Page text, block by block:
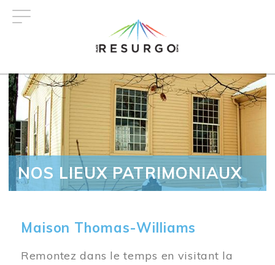
NOS LIEUX PATRIMONIAUX
Maison Thomas-Williams
Remontez dans le temps en visitant la